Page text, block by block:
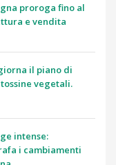
proroga fino al
e vendita
il piano di
vegetali.
intense:
i cambiamenti